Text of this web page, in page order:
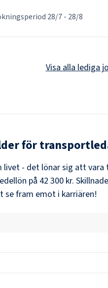
28/7- 28/8
Visa alla lediga
för
livet - det lönar sig att
på 42 300 kr.
se fram emot i karriären!